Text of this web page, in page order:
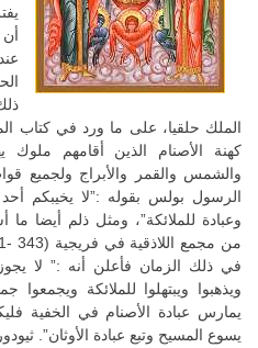
كهنة الأصنام الذين أقامهم ملوك
والشمس والقمر والأبراج ولجميع
الرسول بولس بقوله :”لا يخيبكم
وعبادة للملائكة”، ومثل ذلم أيضا ما
في ذلك الزمان فأعلن أنه :” لا
ويذهبوا ويبتهلوا للملائكة
يمارس عبادة الأصنام في الخفية